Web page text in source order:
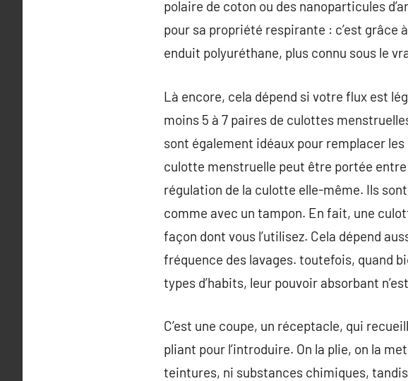
polaire de coton ou des nanoparticules
pour sa propriété respirante : c’est grâce
enduit polyuréthane, plus connu sous le
Là encore, cela dépend si votre flux est
moins 5 à 7 paires de culottes
sont également idéaux pour remplacer
culotte menstruelle peut être portée
régulation de la culotte elle-même. Ils
comme avec un tampon. En fait, une
façon dont vous l’utilisez. Cela dépend
fréquence des lavages. toutefois, quand
types d’habits, leur pouvoir absorbant
C’est une coupe, un réceptacle, qui
pliant pour l’introduire. On la plie, on la
teintures, ni substances chimiques,